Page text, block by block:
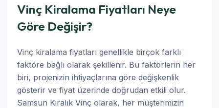
Vinç Kiralama Fiyatları Neye
Göre Değişir?
Vinç kiralama fiyatları genellikle birçok farklı
faktöre bağlı olarak şekillenir. Bu faktörlerin her
biri, projenizin ihtiyaçlarına göre değişkenlik
gösterir ve fiyat üzerinde doğrudan etkili olur.
Samsun Kiralık Vinç olarak, her müşterimizin